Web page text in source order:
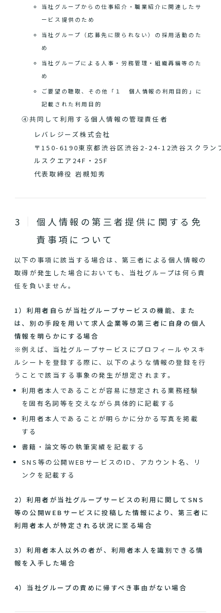
当社グループからの仕事紹介・職業紹介に関連したサ
ービス提供のため
当社グループ（応募先に限られない）の採用活動のた
め
当社グループによる人事・労務管理・組織再編等のた
め
ご要望の聴取、その他「１ 個人情報の利用目的」に
記載された利用目的
④共同して利用する個人情報の管理責任者
レバレジーズ株式会社
〒150-6190東京都渋谷区渋谷2-24-12渋谷スクラン
ルスクエア24F・25F
代表取締役 岩槻知秀
個人情報の第三者提供に関する免
責事項について
以下の事項に該当する場合は、第三者による個人情報の
取得が発生した場合においても、当社グループは何ら責
任を負いません。
1）利用者自らが当社グループサービスの機能、また
は、別の手段を用いて求人企業等の第三者に自身の個人
情報を明らかにする場合
※例えば、当社グループサービスにプロフィールやスキ
ルシートを登録する際に、以下のような情報の登録を行
うことで該当する事象の発生が想定されます。
利用者本人であることが容易に想定される業務経験
を固有名詞等を交えながら具体的に記載する
利用者本人であることが明らかに分かる写真を掲載
する
書籍・論文等の執筆実績を記載する
SNS等の公開WEBサービスのID、アカウント名、リ
ンクを記載する
2）利用者が当社グループサービスの利用に関してSNS
等の公開WEBサービスに投稿した情報により、第三者に
利用者本人が特定される状況に至る場合
3）利用者本人以外の者が、利用者本人を識別できる情
報を入手した場合
4）当社グループの責めに帰すべき事由がない場合